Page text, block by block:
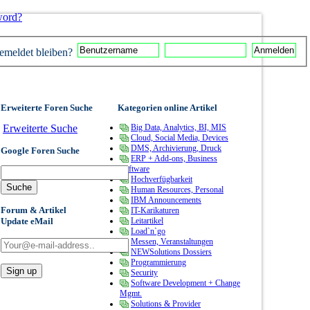
bleiben?
Erweiterte Foren Suche
Erweiterte Suche
Google Foren Suche
Forum & Artikel
Update eMail
Kategorien online Artikel
Big Data, Analytics, BI, MIS
Cloud, Social Media, Devices
DMS, Archivierung, Druck
ERP + Add-ons, Business
Software
Hochverfügbarkeit
Human Resources, Personal
IBM Announcements
IT-Karikaturen
Leitartikel
Load`n`go
Messen, Veranstaltungen
NEWSolutions Dossiers
Programmierung
Security
Software Development + Change
Mgmt.
Solutions & Provider